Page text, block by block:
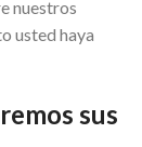
nuestros
usted haya
sus